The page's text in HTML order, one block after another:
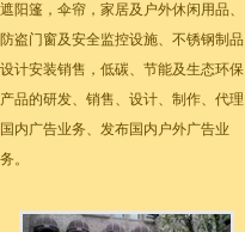
遮阳篷，伞帘，家居及户外休闲用品、
防盗门窗及安全监控设施、不锈钢制品
设计安装销售，低碳、节能及生态环保
产品的研发、销售、设计、制作、代理
国内广告业务、发布国内户外广告业
务。